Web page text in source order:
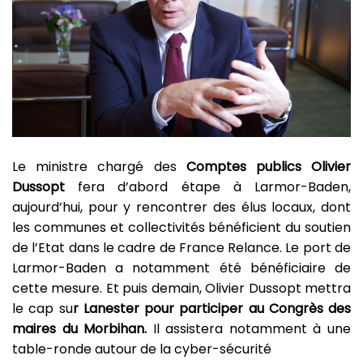
Le ministre chargé des Comptes publics Olivier
Dussopt fera d’abord étape à Larmor-Baden,
aujourd’hui, pour y rencontrer des élus locaux, dont
les communes et collectivités bénéficient du soutien
de l’Etat dans le cadre de France Relance. Le port de
Larmor-Baden a notamment été bénéficiaire de
cette mesure. Et puis demain, Olivier Dussopt mettra
le cap sur Lanester pour participer au Congrès des
maires du Morbihan. Il assistera notamment à une
table-ronde autour de la cyber-sécurité